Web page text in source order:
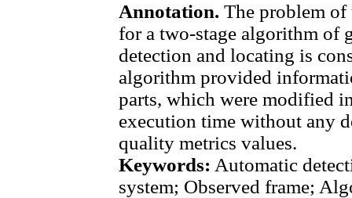
Annotation. The problem
for a two-stage algorithm of
detection and locating is
algorithm provided
parts, which were modified
execution time without any
quality metrics values.
Keywords: Automatic
system; Observed frame;